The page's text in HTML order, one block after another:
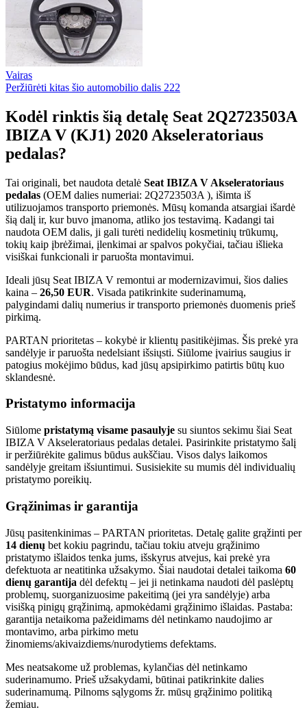
Vairas
Peržiūrėti kitas šio automobilio dalis 222
Kodėl rinktis šią detalę Seat 2Q2723503A
IBIZA V (KJ1) 2020 Akseleratoriaus
pedalas?
Tai originali, bet naudota detalė Seat IBIZA V Akseleratoriaus
pedalas (OEM dalies numeriai: 2Q2723503A ), išimta iš
utilizuojamos transporto priemonės. Mūsų komanda atsargiai išardė
šią dalį ir, kur buvo įmanoma, atliko jos testavimą. Kadangi tai
naudota OEM dalis, ji gali turėti nedidelių kosmetinių trūkumų,
tokių kaip įbrėžimai, įlenkimai ar spalvos pokyčiai, tačiau išlieka
visiškai funkcionali ir paruošta montavimui.
Ideali jūsų Seat IBIZA V remontui ar modernizavimui, šios dalies
kaina – 26,50 EUR. Visada patikrinkite suderinamumą,
palygindami dalių numerius ir transporto priemonės duomenis prieš
pirkimą.
PARTAN prioritetas – kokybė ir klientų pasitikėjimas. Šis prekė yra
sandėlyje ir paruošta nedelsiant išsiųsti. Siūlome įvairius saugius ir
patogius mokėjimo būdus, kad jūsų apsipirkimo patirtis būtų kuo
sklandesnė.
Pristatymo informacija
Siūlome pristatymą visame pasaulyje su siuntos sekimu šiai Seat
IBIZA V Akseleratoriaus pedalas detalei. Pasirinkite pristatymo šalį
ir peržiūrėkite galimus būdus aukščiau. Visos dalys laikomos
sandėlyje greitam išsiuntimui. Susisiekite su mumis dėl individualių
pristatymo poreikių.
Grąžinimas ir garantija
Jūsų pasitenkinimas – PARTAN prioritetas. Detalę galite grąžinti per
14 dienų bet kokiu pagrindu, tačiau tokiu atveju grąžinimo
pristatymo išlaidos tenka jums, išskyrus atvejus, kai prekė yra
defektuota ar neatitinka užsakymo. Šiai naudotai detalei taikoma 60
dienų garantija dėl defektų – jei ji netinkama naudoti dėl paslėptų
problemų, suorganizuosime pakeitimą (jei yra sandėlyje) arba
visišką pinigų grąžinimą, apmokėdami grąžinimo išlaidas. Pastaba:
garantija netaikoma pažeidimams dėl netinkamo naudojimo ar
montavimo, arba pirkimo metu
žinomiems/akivaizdiems/nurodytiems defektams.
Mes neatsakome už problemas, kylančias dėl netinkamo
suderinamumo. Prieš užsakydami, būtinai patikrinkite dalies
suderinamumą. Pilnoms sąlygoms žr. mūsų grąžinimo politiką
žemiau.